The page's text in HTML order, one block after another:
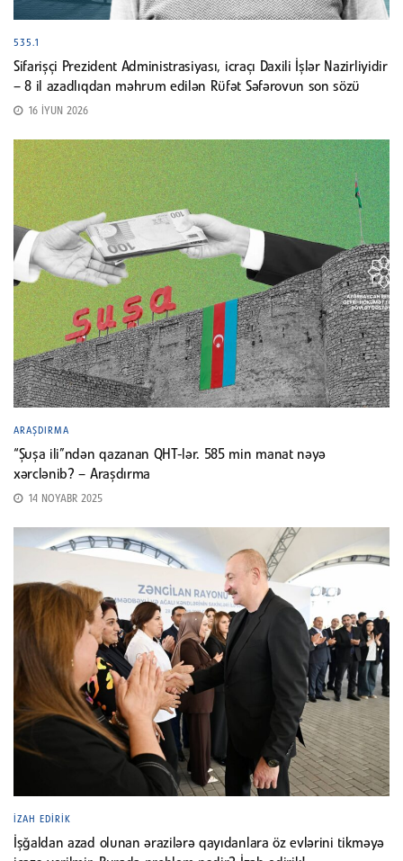
535.1
Sifarişçi Prezident Administrasiyası, icraçı Daxili İşlər Nazirliyidir
– 8 il azadlıqdan məhrum edilən Rüfət Səfərovun son sözü
16 İYUN 2026
ARAŞDIRMA
“Şuşa ili”ndən qazanan QHT-lər. 585 min manat nəyə
xərclənib? – Araşdırma
14 NOYABR 2025
İZAH EDIRIK
İşğaldan azad olunan ərazilərə qayıdanlara öz evlərini tikməyə